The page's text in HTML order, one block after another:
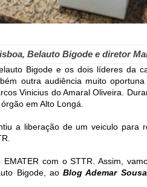
Belauto Bigode e diretor
Bigode e os dois líderes da
outra audiência muito
Vinicius do Amaral Oliveira.
em Alto Longá.
a liberação de um veiculo para
com o STTR. Assim,
Bigode, aoBlog Ademar Sousa